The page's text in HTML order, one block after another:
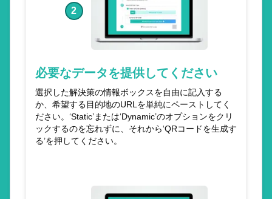
2
必要なデータを提供してください
選択した解決策の情報ボックスを自由に記入する
か、希望する目的地のURLを単純にペーストしてく
ださい。‘Static’または‘Dynamic’のオプションをクリ
ックするのを忘れずに、それから‘QRコードを生成す
る’を押してください。